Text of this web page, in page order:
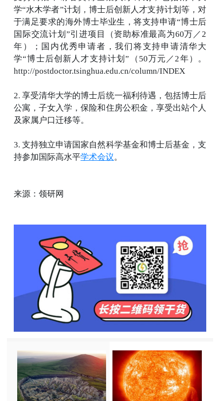
学“水木学者”计划，博士后创新人才支持计划等，对
于满足要求的海外博士毕业生，将支持申请“博士后
国际交流计划”引进项目（资助标准最高为60万／2
年）；国内优秀申请者，我们将支持申请清华大
学“博士后创新人才支持计划”（50万元／2年）。
http://postdoctor.tsinghua.edu.cn/column/INDEX
2. 享受清华大学的博士后统一福利待遇，包括博士后
公寓，子女入学，保险和住房公积金，享受出站个人
及家属户口迁移等。
3. 支持独立申请国家自然科学基金和博士后基金，支
持参加国际高水平学术会议。
来源：领研网